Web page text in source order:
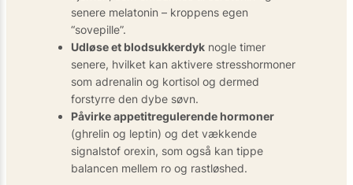
senere melatonin – kroppens egen
“sovepille”.
Udløse et blodsukker­dyk nogle timer
senere, hvilket kan aktivere stresshormoner
som adrenalin og kortisol og dermed
forstyrre den dybe søvn.
Påvirke appetitregulerende hormoner
(ghrelin og leptin) og det vækkende
signalstof orexin, som også kan tippe
balancen mellem ro og rastløshed.